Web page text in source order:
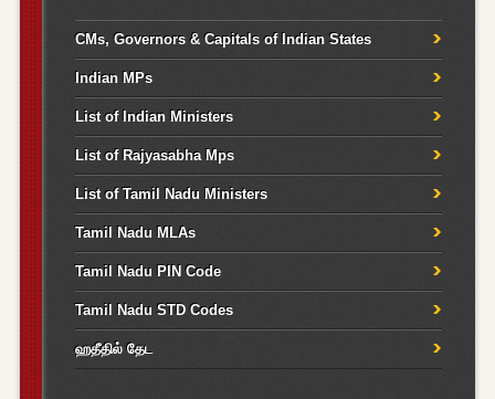
CMs, Governors & Capitals of Indian States
Indian MPs
List of Indian Ministers
List of Rajyasabha Mps
List of Tamil Nadu Ministers
Tamil Nadu MLAs
Tamil Nadu PIN Code
Tamil Nadu STD Codes
ஹதீதில் தேட